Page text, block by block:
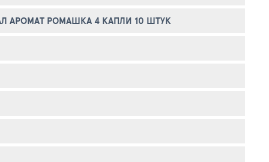
АРОМАТ РОМАШКА 4 КАПЛИ 10 ШТУК